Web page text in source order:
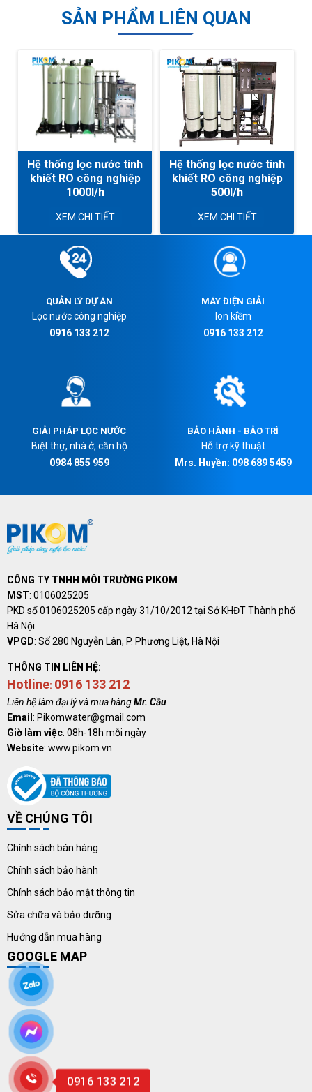
SẢN PHẨM LIÊN QUAN
Hệ thống lọc nước tinh
khiết RO công nghiệp
1000l/h
XEM CHI TIẾT
Hệ thống lọc nước tinh
khiết RO công nghiệp
500l/h
XEM CHI TIẾT
0916 133 212
QUẢN LÝ DỰ ÁN
Lọc nước công nghiệp
0916 133 212
MÁY ĐIỆN GIẢI
Ion kiềm
0916 133 212
GIẢI PHÁP LỌC NƯỚC
Biệt thự, nhà ở, căn hộ
0984 855 959
BẢO HÀNH - BẢO TRÌ
Hỗ trợ kỹ thuật
Mrs. Huyền: 098 689 5459
CÔNG TY TNHH MÔI TRƯỜNG PIKOM
MST: 0106025205
PKD số0106025205 cấp ngày 31/10/2012 tại Sở KHĐT Thành phố
Hà Nội
VPGD: Số 280 Nguyễn Lân, P. Phương Liệt, Hà Nội
THÔNG TIN LIÊN HỆ:
Hotline: 0916 133 212
Liên hệ làm đại lý và mua hàngMr. Cầu
Email : Pikomwater@gmail.com
Giờ làm việc: 08h-18h mỗi ngày
Website: www.pikom.vn
VỀ CHÚNG TÔI
Chính sách bán hàng
Chính sách bảo hành
Chính sách bảo mật thông tin
Sửa chữa và bảo dưỡng
Hướng dẫn mua hàng
GOOGLE MAP